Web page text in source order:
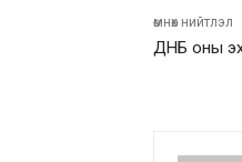
өмнөх нийтлэл
ДНБ оны